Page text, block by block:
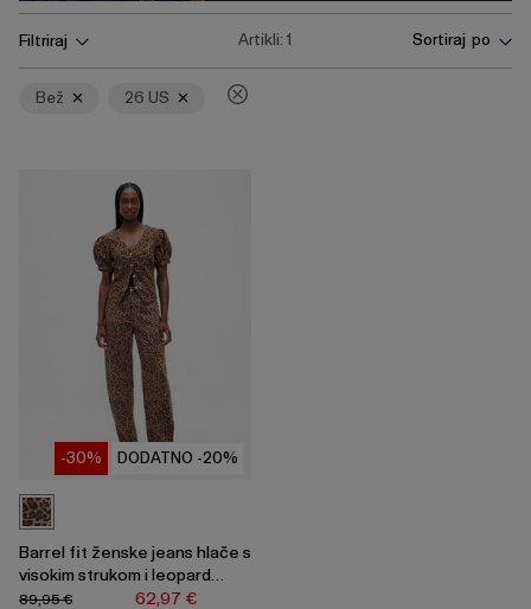
tipku
Enter
za
Filtriraj Artikli:1 Sortiraj po
Bež 26 US
DODATNO -20%
-30%
Barrel fit ženske jeans hlače s
visokim strukom i leopard
uzorkom
62,97 €
89,95 €